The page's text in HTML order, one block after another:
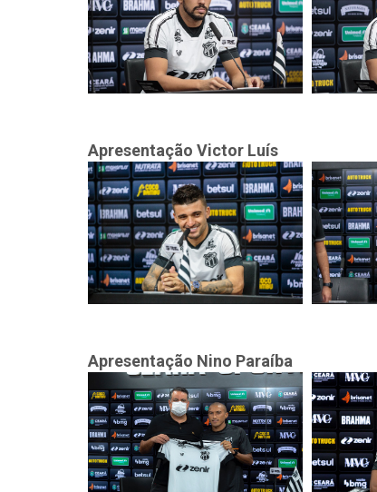
Apresentação Victor Luís
Apresentação Nino Paraíba